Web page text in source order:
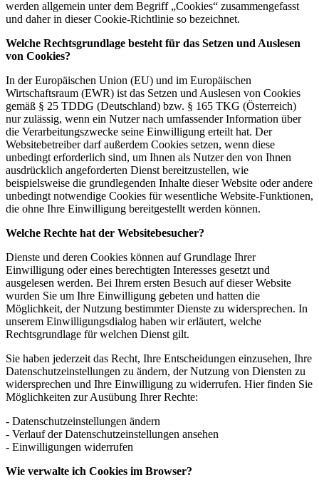
werden allgemein unter dem Begriff „Cookies“ zusammengefasst
und daher in dieser Cookie-Richtlinie so bezeichnet.
Welche Rechtsgrundlage besteht für das Setzen und Auslesen
von Cookies?
In der Europäischen Union (EU) und im Europäischen
Wirtschaftsraum (EWR) ist das Setzen und Auslesen von Cookies
gemäß § 25 TDDG (Deutschland) bzw. § 165 TKG (Österreich)
nur zulässig, wenn ein Nutzer nach umfassender Information über
die Verarbeitungszwecke seine Einwilligung erteilt hat. Der
Websitebetreiber darf außerdem Cookies setzen, wenn diese
unbedingt erforderlich sind, um Ihnen als Nutzer den von Ihnen
ausdrücklich angeforderten Dienst bereitzustellen, wie
beispielsweise die grundlegenden Inhalte dieser Website oder andere
unbedingt notwendige Cookies für wesentliche Website-Funktionen,
die ohne Ihre Einwilligung bereitgestellt werden können.
Welche Rechte hat der Websitebesucher?
Dienste und deren Cookies können auf Grundlage Ihrer
Einwilligung oder eines berechtigten Interesses gesetzt und
ausgelesen werden. Bei Ihrem ersten Besuch auf dieser Website
wurden Sie um Ihre Einwilligung gebeten und hatten die
Möglichkeit, der Nutzung bestimmter Dienste zu widersprechen. In
unserem Einwilligungsdialog haben wir erläutert, welche
Rechtsgrundlage für welchen Dienst gilt.
Sie haben jederzeit das Recht, Ihre Entscheidungen einzusehen, Ihre
Datenschutzeinstellungen zu ändern, der Nutzung von Diensten zu
widersprechen und Ihre Einwilligung zu widerrufen. Hier finden Sie
Möglichkeiten zur Ausübung Ihrer Rechte:
- Datenschutzeinstellungen ändern
- Verlauf der Datenschutzeinstellungen ansehen
- Einwilligungen widerrufen
Wie verwalte ich Cookies im Browser?